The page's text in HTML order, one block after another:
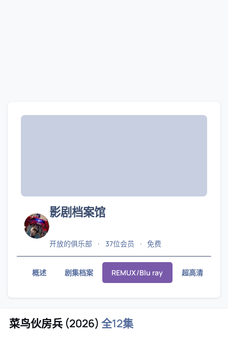
影剧档案馆
开放的俱乐部 37位会员 免费
概述 剧集档案 REMUX/Blu ray 超高清
菜鸟伙房兵 (2026)全12集